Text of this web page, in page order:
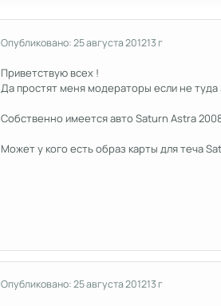
Опубликовано:25 августа 201213 г
Приветствую всех !
Да простят меня модераторы если не туда
Собственно имеется авто Saturn Astra
Может у кого есть образ карты для теча
Опубликовано:25 августа 201213 г